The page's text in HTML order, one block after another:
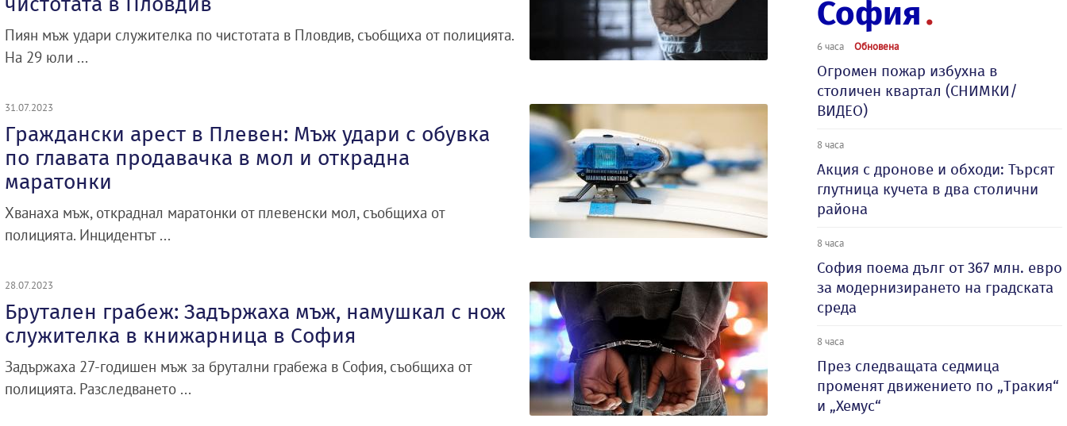
Пиян мъж удари служителка по чистотата в Пловдив, съобщиха от полицията.
На 29 юли ...
31.07.2023
Граждански арест в Плевен: Мъж удари с обувка
по главата продавачка в мол и открадна
маратонки
Хванаха мъж, откраднал маратонки от плевенски мол, съобщиха от
полицията. Инцидентът ...
28.07.2023
Брутален грабеж: Задържаха мъж, намушкал с нож
служителка в книжарница в София
Задържаха 27-годишен мъж за брутални грабежа в София, съобщиха от
полицията. Разследването ...
София
6 часа Обновена
Огромен пожар избухна в
столичен квартал (СНИМКИ/
ВИДЕО)
8 часа
Акция с дронове и обходи: Търсят
глутница кучета в два столични
района
8 часа
София поема дълг от 367 млн. евро
за модернизирането на градската
среда
8 часа
През следващата седмица
променят движението по „Тракия“
и „Хемус“